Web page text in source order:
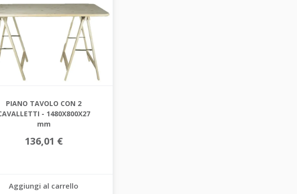
PIANO TAVOLO CON 2
- 1480X800X27
mm
136,01 €
Aggiungi al carrello